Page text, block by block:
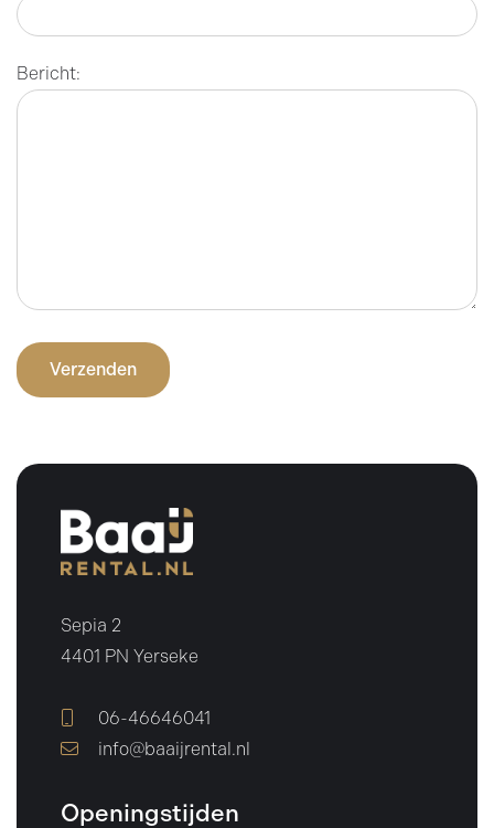
Bericht:
Sepia 2
4401 PN Yerseke
06-46646041
info@baaijrental.nl
Openingstijden